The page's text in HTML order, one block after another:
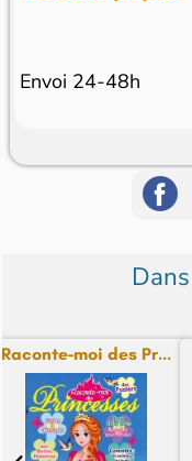
Envoi 24-48h
Raconte-moi des Pr...